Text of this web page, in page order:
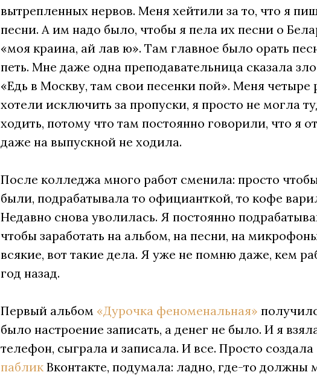
вытрепленных нервов. Меня хейтили за то, что я
песни. А им надо было, чтобы я пела их песни о
«моя краина, ай лав ю». Там главное было орать
петь. Мне даже одна преподавательница сказала
«Едь в Москву, там свои песенки пой». Меня четыре
хотели исключить за пропуски, я просто не могла
ходить, потому что там постоянно говорили, что я
даже на выпускной не ходила.
После колледжа много работ сменила: просто
были, подрабатывала то официанткой, то кофе
Недавно снова уволилась. Я постоянно
чтобы заработать на альбом, на песни, на
всякие, вот такие дела. Я уже не помню даже, кем
год назад.
Первый альбом «Дурочка феноменальная»
было настроение записать, а денег не было. И я
телефон, сыграла и записала. И все. Просто создала
паблик Вконтакте, подумала: ладно, где-то должны